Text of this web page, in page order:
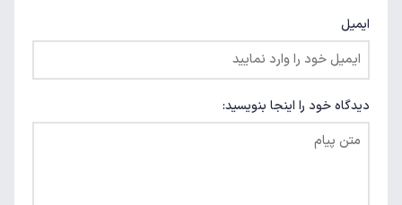
ایمیل
دیدگاه خود را اینجا بنویسید: